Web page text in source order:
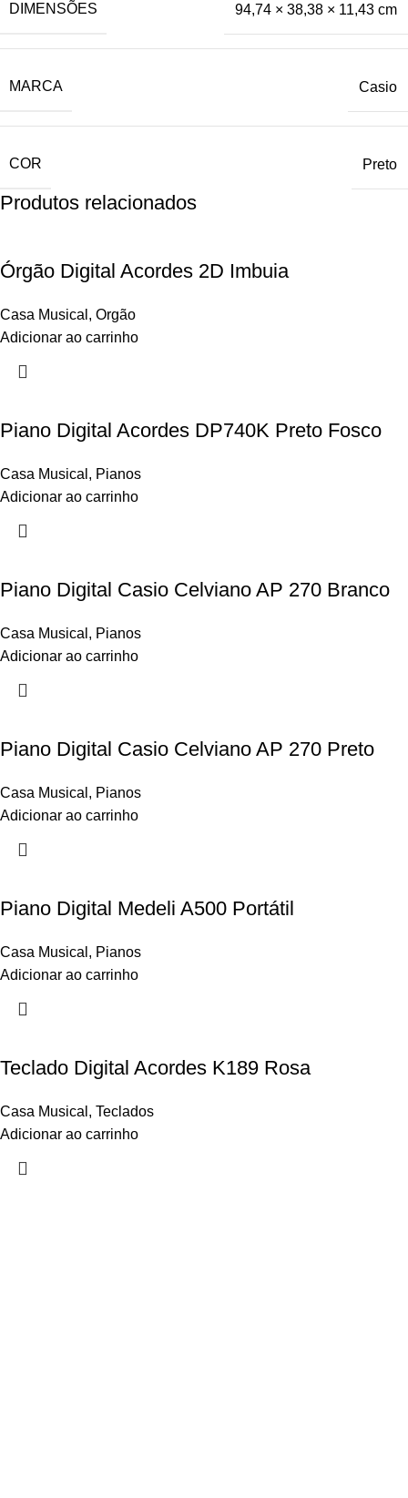
DIMENSÕES 94,74 × 38,38 × 11,43 cm
MARCA Casio
COR Preto
Produtos relacionados
Órgão Digital Acordes 2D Imbuia
Casa Musical , Orgão
Adicionar ao carrinho
Piano Digital Acordes DP740K Preto Fosco
Casa Musical , Pianos
Adicionar ao carrinho
Piano Digital Casio Celviano AP 270 Branco
Casa Musical , Pianos
Adicionar ao carrinho
Piano Digital Casio Celviano AP 270 Preto
Casa Musical , Pianos
Adicionar ao carrinho
Piano Digital Medeli A500 Portátil
Casa Musical , Pianos
Adicionar ao carrinho
Teclado Digital Acordes K189 Rosa
Casa Musical , Teclados
Adicionar ao carrinho